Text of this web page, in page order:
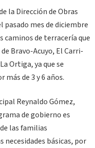
la Dirección de Obras
pasado mes de diciembre
de terracería que
Bravo-Acuyo, El Carri-
Ortiga, ya que se
de 3 y 6 años.
Reynaldo Gómez,
de gobierno es
las familias
necesidades básicas, por